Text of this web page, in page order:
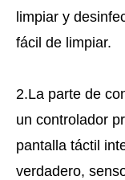
limpiar y
fácil de limpiar.
2.La parte de
un controlador
pantalla táctil
verdadero,